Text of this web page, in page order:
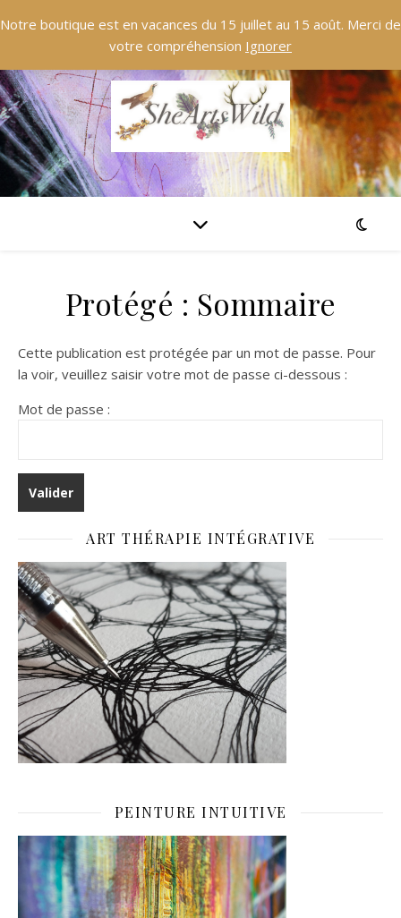
Notre boutique est en vacances du 15 juillet au 15 août. Merci de
votre compréhension Ignorer
Protégé : Sommaire
Cette publication est protégée par un mot de passe. Pour
la voir, veuillez saisir votre mot de passe ci-dessous :
Mot de passe :
ART THÉRAPIE INTÉGRATIVE
PEINTURE INTUITIVE